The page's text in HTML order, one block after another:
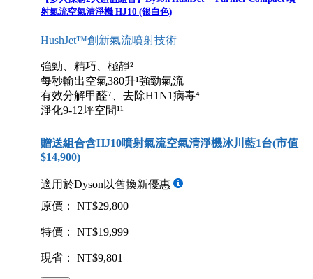
射氣流空氣清淨機 HJ10 (銀白色)
HushJet™創新氣流噴射技術
強勁、精巧、極靜²
每秒輸出空氣380升¹強勁氣流
有效分解甲醛⁷、去除H1N1病毒⁴
淨化9-12坪空間¹¹
贈送組合含HJ10噴射氣流空氣清淨機冰川藍1台(市值
$14,900)
適用於Dyson以舊換新優惠
原價： NT$29,800
特價： NT$19,999
現省： NT$9,801